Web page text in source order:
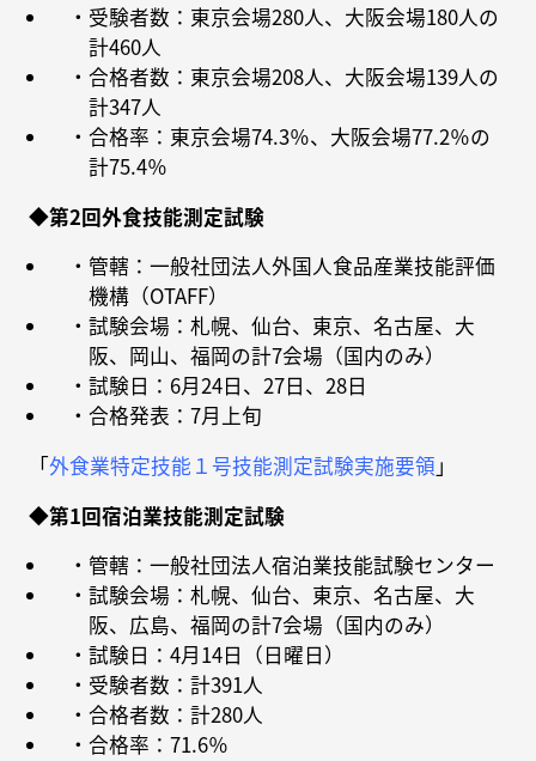
・受験者数：東京会場280人、大阪会場180人の
計460人
・合格者数：東京会場208人、大阪会場139人の
計347人
・合格率：東京会場74.3％、大阪会場77.2％の
計75.4％
◆第2回外食技能測定試験
・管轄：一般社団法人外国人食品産業技能評価
機構（OTAFF）
・試験会場：札幌、仙台、東京、名古屋、大
阪、岡山、福岡の計7会場（国内のみ）
・試験日：6月24日、27日、28日
・合格発表：7月上旬
「外食業特定技能１号技能測定試験実施要領 」
◆第1回宿泊業技能測定試験
・管轄：一般社団法人宿泊業技能試験センター
・試験会場：札幌、仙台、東京、名古屋、大
阪、広島、福岡の計7会場（国内のみ）
・試験日：4月14日（日曜日）
・受験者数：計391人
・合格者数：計280人
・合格率：71.6％